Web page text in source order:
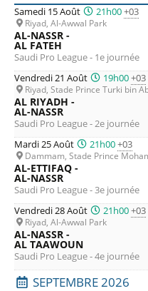
Dès l’annonce du
monter. Les supporters
Nassr, désireux de
les plus recherchés de la
acharné ou d'un
chaque match offre
Sécuriser vos places
jeu d'enfant. Sélectionnez
vendeurs de billets de
offrent la vue parfaite
numérique offrent
au stade aussi fluide que
Samedi 15 Août 21h00+03
Riyad, Al-Awwal Park
AL-NASSR -
AL FATEH
Saudi Pro League - 1e journée
Vendredi 21 Août 19h00+03
Riyad, Stade Prince Turki bin
AL RIYADH -
AL-NASSR
Saudi Pro League - 2e journée
Mardi 25 Août 21h00+03
Dammam, Stade Prince
AL-ETTIFAQ -
AL-NASSR
Saudi Pro League - 3e journée
Vendredi 28 Août 21h00+03
Riyad, Al-Awwal Park
AL-NASSR -
AL TAAWOUN
Saudi Pro League - 4e journée
SEPTEMBRE 2026